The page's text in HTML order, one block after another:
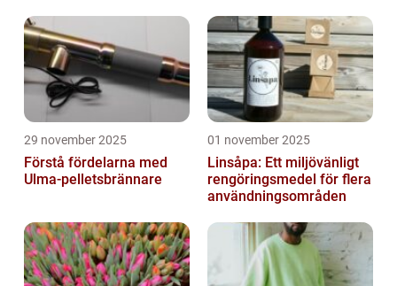
29 november 2025
Förstå fördelarna med
Ulma-pelletsbrännare
01 november 2025
Linsåpa: Ett miljövänligt
rengöringsmedel för flera
användningsområden